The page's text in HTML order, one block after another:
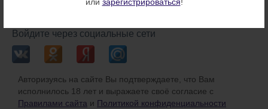
Войдите через социальные сети
Авторизуясь на сайте Вы подтверждаете, что Вам
исполнилось 18 лет и выражаете своё согласие с
Правилами сайта и Политикой конфиденциальности